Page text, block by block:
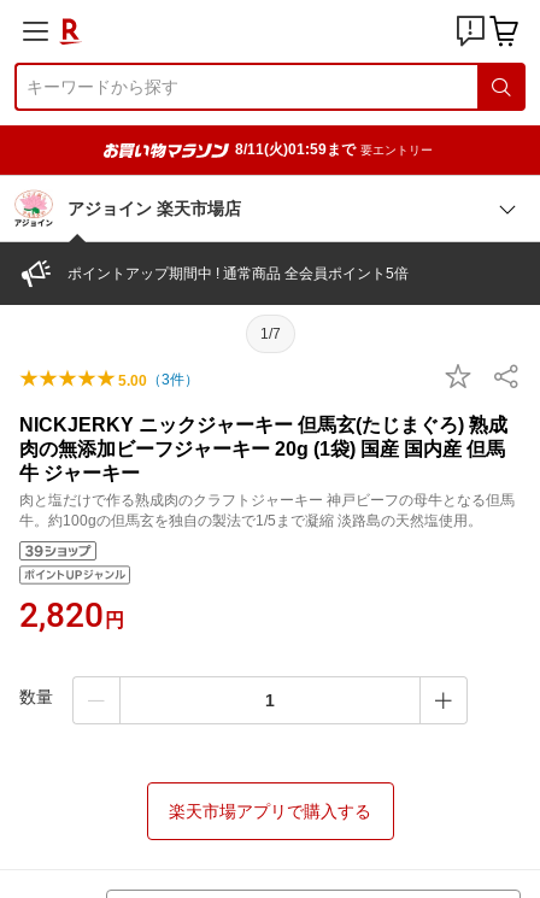
8/11(火)01:59まで 要エントリー
アジョイン 楽天市場店
ポイントアップ期間中 ! 通常商品 全会員ポイント5倍
1/7
5.00 （3件）
NICKJERKY ニックジャーキー 但馬玄(たじまぐろ) 熟成
肉の無添加ビーフジャーキー 20g (1袋) 国産 国内産 但馬
牛 ジャーキー
肉と塩だけで作る熟成肉のクラフトジャーキー 神戸ビーフの母牛となる但馬
牛。約100gの但馬玄を独自の製法で1/5まで凝縮 淡路島の天然塩使用。
2,820 円
数量
楽天市場アプリで購入する